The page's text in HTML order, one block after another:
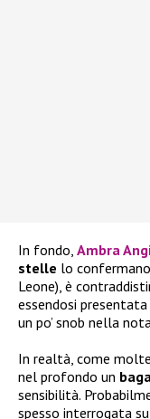
In fondo, Ambra
stelle lo
Leone), è
essendosi
un po’ snob nella
In realtà, come
nel profondo un
sensibilità.
spesso interrogata